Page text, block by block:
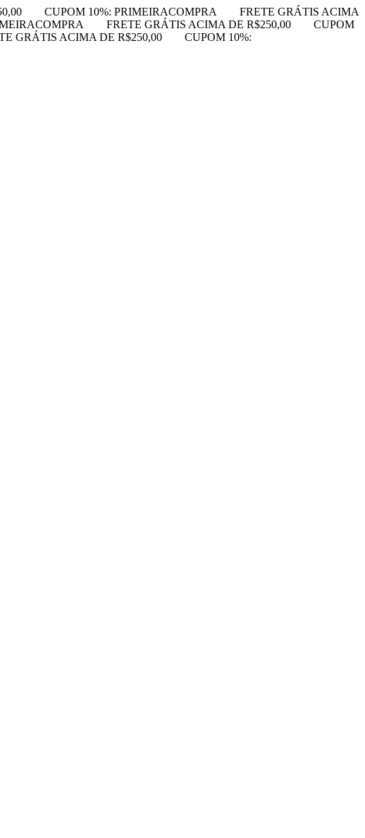
CUPOM 10%: PRIMEIRACOMPRA
FRETE GRÁTIS ACIMA
FRETE GRÁTIS ACIMA DE R$250,00
CUPOM
GRÁTIS ACIMA DE R$250,00
CUPOM 10%: